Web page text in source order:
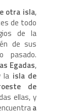
otra isla,
de todo
de la
de sus
pasado.
Egadas,
la isla de
de
ellas, y
a